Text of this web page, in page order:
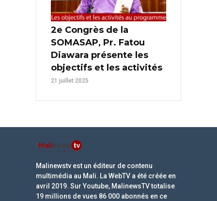
2e Congrès de la
SOMASAP, Pr. Fatou
Diawara présente les
objectifs et les activités
21 juillet 2025
Malinewstv est un éditeur de contenu
multimédia au Mali. La WebTV a été créée en
avril 2019. Sur Youtube, MalinewsTV totalise
19 millions de vues 86 000 abonnés en ce